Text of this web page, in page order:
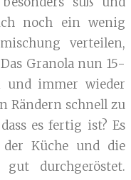
noch ein wenig
verteilen,
Granola nun 15-
immer wieder
Rändern schnell zu
es fertig ist? Es
Küche und die
durchgeröstet.